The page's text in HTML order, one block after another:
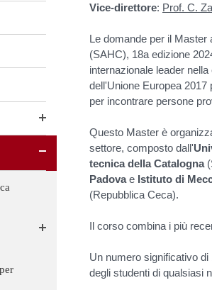
Vice-direttore: Prof. C.
Le domande per il
(SAHC), 18a edizione
internazionale leader
dell'Unione Europea
per incontrare persone
Questo Master è
settore, composto dall'
tecnica della Catalogna
Padovae Istituto di
(Repubblica Ceca).
Il corso combina i più
Un numero significativo
degli studenti di qualsiasi